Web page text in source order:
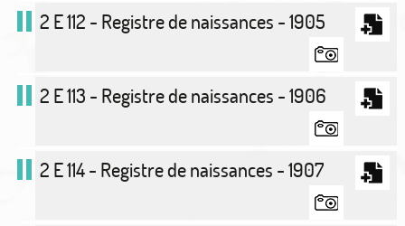
2 E 112 - Registre de naissances - 1905
2 E 113 - Registre de naissances - 1906
2 E 114 - Registre de naissances - 1907